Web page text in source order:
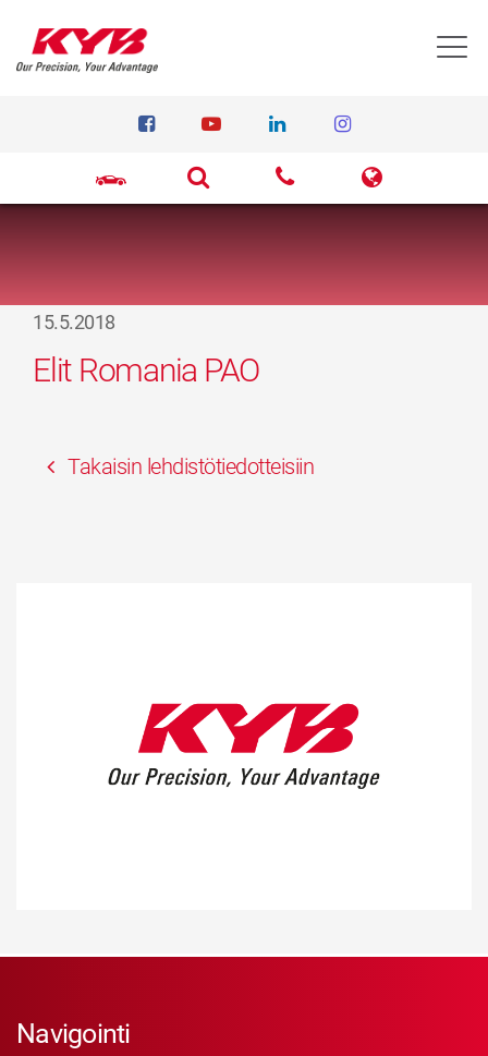
15.5.2018
Elit Romania PAO
Takaisin lehdistötiedotteisiin
Navigointi